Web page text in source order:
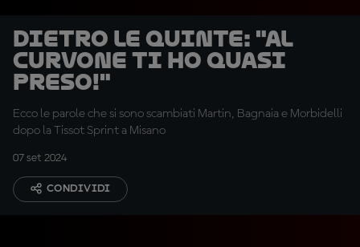
DIETRO LE QUINTE: "Al
curvone ti ho quasi
preso!"
Ecco le parole che si sono scambiati Martin, Bagnaia e Morbidelli
dopo la Tissot Sprint a Misano
07 set 2024
CONDIVIDI